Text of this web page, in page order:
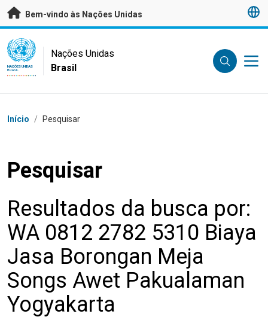
Saltar para conteúdo principal
Bem-vindo às Nações Unidas
UN Logo
NAÇÕES UNIDAS
BRASIL
Nações Unidas
Brasil
Navegação
Início / Pesquisar
Pesquisar
Resultados da busca por:
WA 0812 2782 5310 Biaya
Jasa Borongan Meja
Songs Awet Pakualaman
Yogyakarta